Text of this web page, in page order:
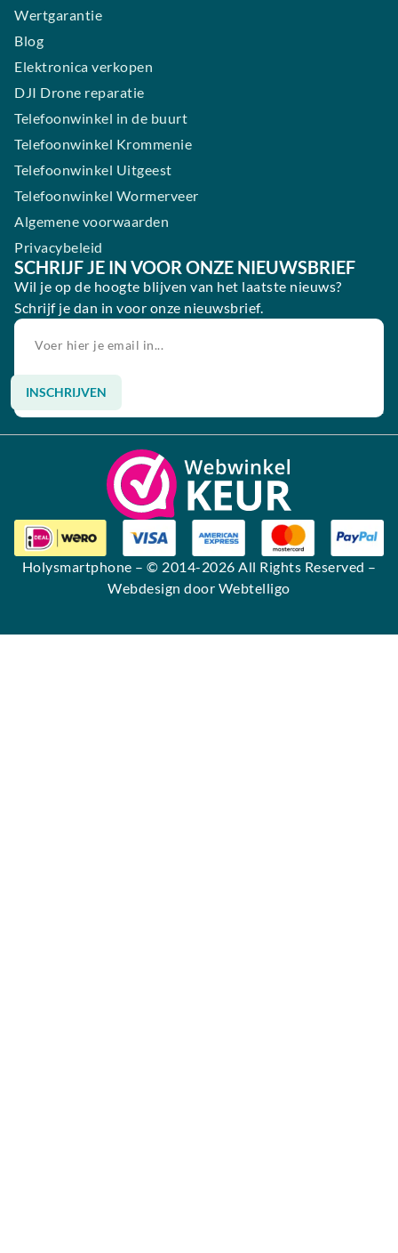
Wertgarantie
Blog
Elektronica verkopen
DJI Drone reparatie
Telefoonwinkel in de buurt
Telefoonwinkel Krommenie
Telefoonwinkel Uitgeest
Telefoonwinkel Wormerveer
Algemene voorwaarden
Privacybeleid
SCHRIJF JE IN VOOR ONZE NIEUWSBRIEF
Wil je op de hoogte blijven van het laatste nieuws?
Schrijf je dan in voor onze nieuwsbrief.
INSCHRIJVEN
Alternative:
Holysmartphone – © 2014-2026 All Rights Reserved –
Webdesign door Webtelligo